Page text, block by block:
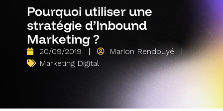
Pourquoi utiliser une
stratégie d’Inbound
Marketing ?
20/09/2019
Marion Rendouyé
Marketing Digital